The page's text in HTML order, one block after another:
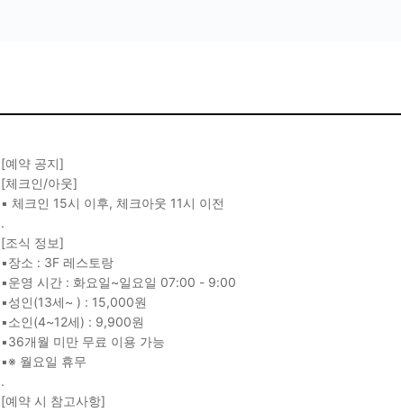
[예약 공지]
[체크인/아웃]
▪ 체크인 15시 이후, 체크아웃 11시 이전
.
[조식 정보]
▪장소 : 3F 레스토랑
▪운영 시간 : 화요일~일요일 07:00 - 9:00
▪성인(13세~ ) : 15,000원
▪소인(4~12세) : 9,900원
▪36개월 미만 무료 이용 가능
▪※ 월요일 휴무
.
[예약 시 참고사항]